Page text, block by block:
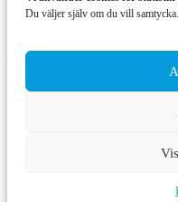
Du väljer själv om du vill
BESÖK
Boka alltid tid innan besök
__________
Organisationsnummer: